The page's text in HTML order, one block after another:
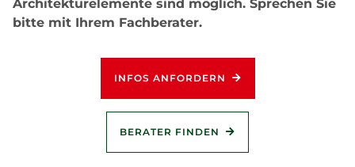
Architekturelemente sind möglich. Sprechen Sie
bitte mit Ihrem Fachberater.
INFOS ANFORDERN
BERATER FINDEN